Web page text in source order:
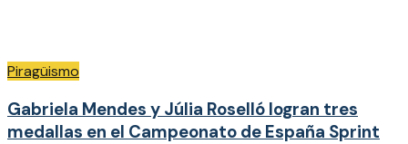
Piragüismo
Gabriela Mendes y Júlia Roselló logran tres
medallas en el Campeonato de España Sprint